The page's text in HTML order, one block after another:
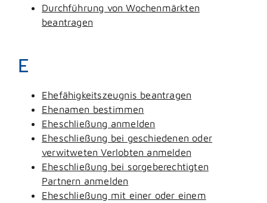
Durchführung von Wochenmärkten
beantragen
E
Ehefähigkeitszeugnis beantragen
Ehenamen bestimmen
Eheschließung anmelden
Eheschließung bei geschiedenen oder
verwitweten Verlobten anmelden
Eheschließung bei sorgeberechtigten
Partnern anmelden
Eheschließung mit einer oder einem